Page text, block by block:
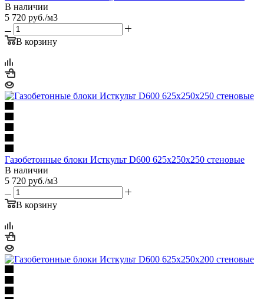
В наличии
5 720 руб./м3
В корзину
Газобетонные блоки Исткульт D600 625х250х250 стеновые
В наличии
5 720 руб./м3
В корзину